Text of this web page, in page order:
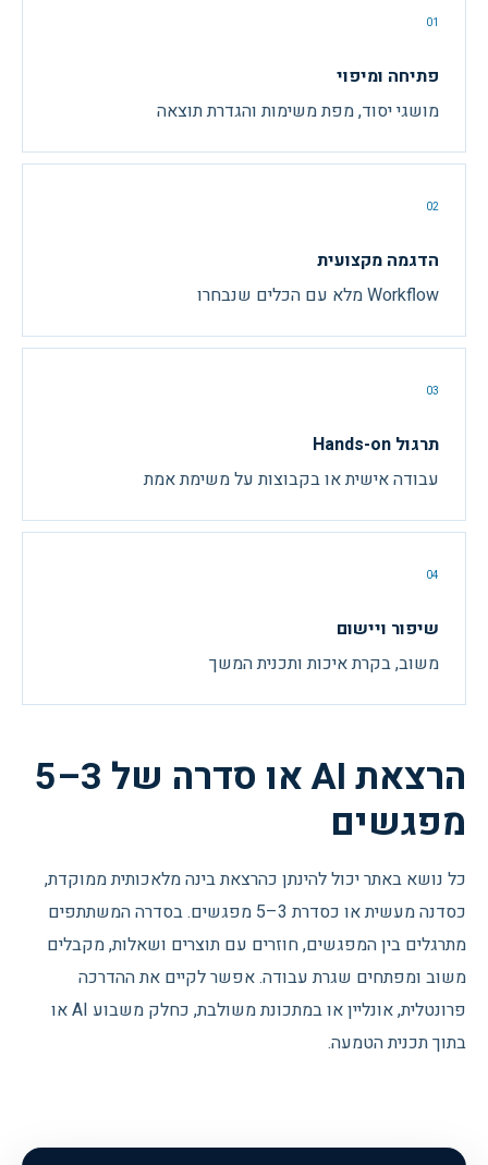
01
פתיחה ומיפוי
מושגי יסוד, מפת משימות והגדרת תוצאה
02
הדגמה מקצועית
Workflow מלא עם הכלים שנבחרו
03
תרגול Hands-on
עבודה אישית או בקבוצות על משימת אמת
04
שיפור ויישום
משוב, בקרת איכות ותכנית המשך
הרצאת AI או סדרה של 3–5
מפגשים
כל נושא באתר יכול להינתן כהרצאת בינה מלאכותית ממוקדת,
כסדנה מעשית או כסדרת 3–5 מפגשים. בסדרה המשתתפים
מתרגלים בין המפגשים, חוזרים עם תוצרים ושאלות, מקבלים
משוב ומפתחים שגרת עבודה. אפשר לקיים את ההדרכה
פרונטלית, אונליין או במתכונת משולבת, כחלק משבוע AI או
בתוך תכנית הטמעה.